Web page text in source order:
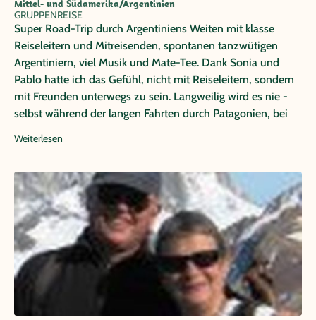
Mittel- und Südamerika/Argentinien
GRUPPENREISE
Super Road-Trip durch Argentiniens Weiten mit klasse
Reiseleitern und Mitreisenden, spontanen tanzwütigen
Argentiniern, viel Musik und Mate-Tee. Dank Sonia und
Pablo hatte ich das Gefühl, nicht mit Reiseleitern, sondern
mit Freunden unterwegs zu sein. Langweilig wird es nie -
selbst während der langen Fahrten durch Patagonien, bei
Weiterlesen